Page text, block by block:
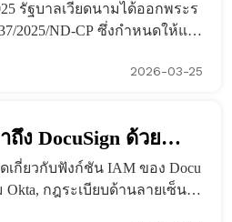
าม: วิธีการปฏิบัติตาม
รัฐบาลเวียดนามได้ออกพระร
2025/ND-CP ซึ่งกำหนดให้แพ
นทางการในวันที่ 1 กรกฎาคม 2
2026-03-25
ถึง DocuSign ด้วย
วมทีละขั้นตอน
เกี่ยวกับฟังก์ชัน IAM ของ Docu
กฎระเบียบด้านลายเซ็นอิเ